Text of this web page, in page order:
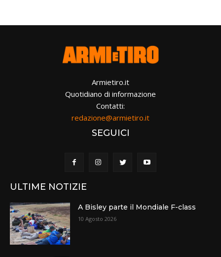
Armietiro.it
Quotidiano di informazione
Contatti:
redazione@armietiro.it
SEGUICI
ULTIME NOTIZIE
A Bisley parte il Mondiale F-class
10 Agosto 2026